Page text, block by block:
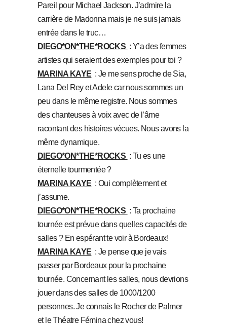
Pareil pour Michael Jackson. J’admire la
carrière de Madonna mais je ne suis jamais
entrée dans le truc…
DIEGO*ON*THE*ROCKS : Y’a des femmes
artistes qui seraient des exemples pour toi ?
MARINA KAYE : Je me sens proche de Sia,
Lana Del Rey et Adele car nous sommes un
peu dans le même registre. Nous sommes
des chanteuses à voix avec de l’âme
racontant des histoires vécues. Nous avons la
même dynamique.
DIEGO*ON*THE*ROCKS : Tu es une
éternelle tourmentée ?
MARINA KAYE : Oui complètement et
j’assume.
DIEGO*ON*THE*ROCKS : Ta prochaine
tournée est prévue dans quelles capacités de
salles ? En espérant te voir à Bordeaux!
MARINA KAYE : Je pense que je vais
passer par Bordeaux pour la prochaine
tournée. Concernant les salles, nous devrions
jouer dans des salles de 1000/1200
personnes. Je connais le Rocher de Palmer
et le Théatre Fémina chez vous!